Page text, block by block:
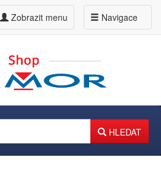
Navigace
Zobrazit menu
HLEDAT